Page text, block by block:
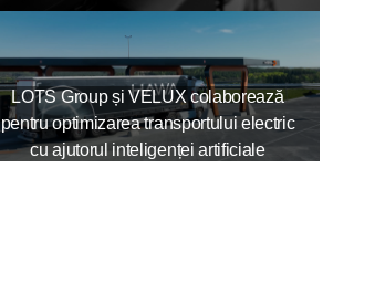
LOTS Group și VELUX colaborează
pentru optimizarea transportului electric
cu ajutorul inteligenței artificiale